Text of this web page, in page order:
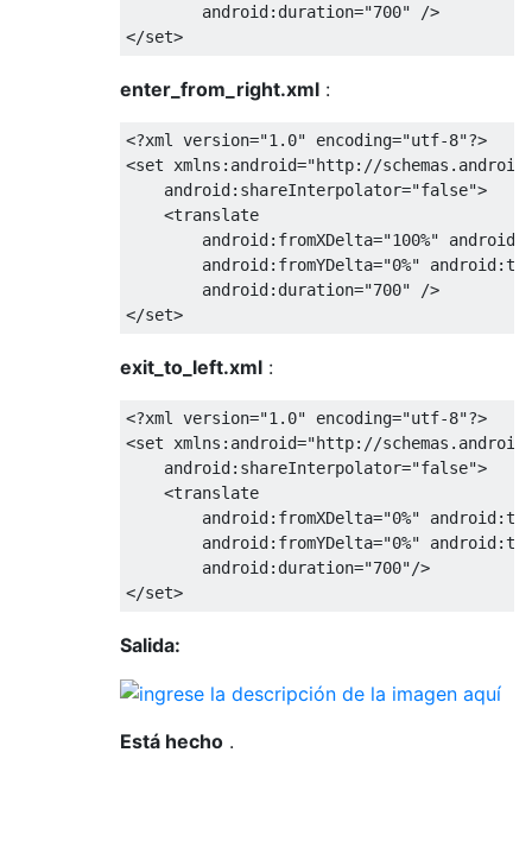
android:duration="700"
/>
</set>
enter_from_right.xml :
<?xml version="1.0" encoding="utf-8"?>
<set
xmlns:android="http://
android:shareInterpolator="false">
<translate
android:fromXDelta="100%"
android:fromYDelta="0%"
android:duration="700"
/>
</set>
exit_to_left.xml :
<?xml version="1.0" encoding="utf-8"?>
<set
xmlns:android="http://
android:shareInterpolator="false">
<translate
android:fromXDelta="0%"
android:fromYDelta="0%"
android:duration="700"/>
</set>
Salida:
Está hecho .